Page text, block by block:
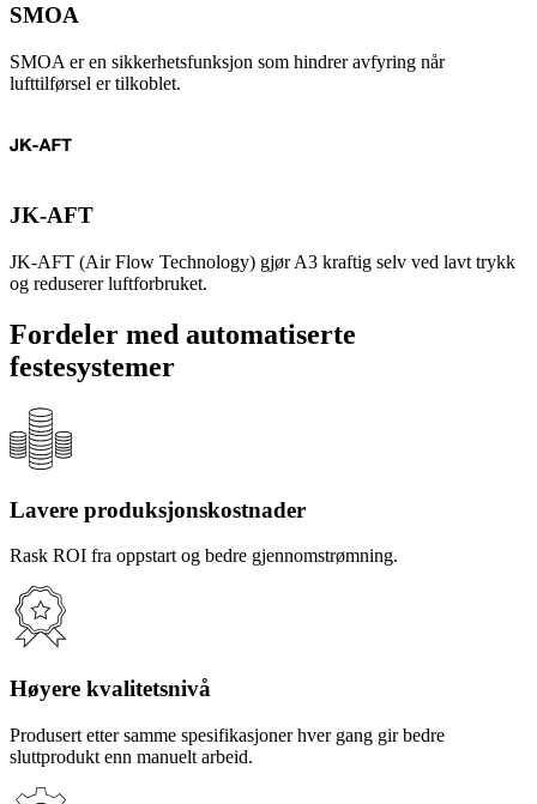
SMOA
SMOA er en sikkerhetsfunksjon som hindrer avfyring når
lufttilførsel er tilkoblet.
JK-AFT
JK-AFT (Air Flow Technology) gjør A3 kraftig selv ved lavt trykk
og reduserer luftforbruket.
Fordeler med automatiserte
festesystemer
Lavere produksjonskostnader
Rask ROI fra oppstart og bedre gjennomstrømning.
Høyere kvalitetsnivå
Produsert etter samme spesifikasjoner hver gang gir bedre
sluttprodukt enn manuelt arbeid.